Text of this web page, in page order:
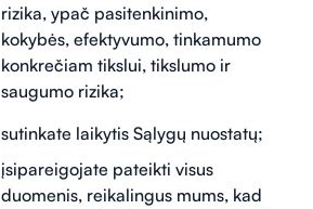
rizika, ypač pasitenkinimo,
kokybės, efektyvumo, tinkamumo
konkrečiam tikslui, tikslumo ir
saugumo rizika;
sutinkate laikytis Sąlygų nuostatų;
įsipareigojate pateikti visus
duomenis, reikalingus mums, kad